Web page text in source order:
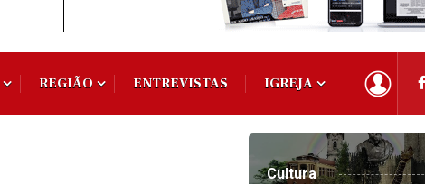
REGIÃO ENTREVISTAS IGREJA
Cultura